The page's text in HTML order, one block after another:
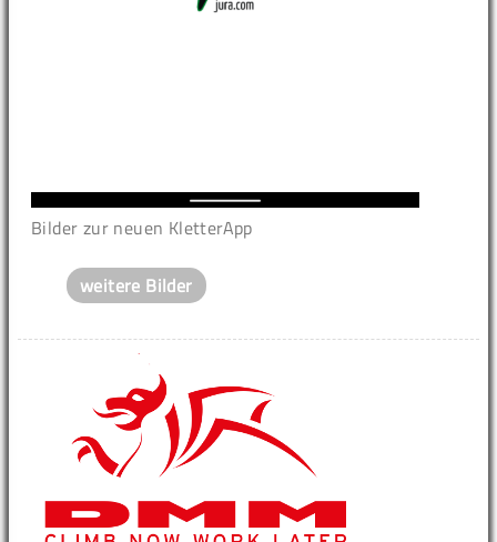
Bilder zur neuen KletterApp
weitere Bilder